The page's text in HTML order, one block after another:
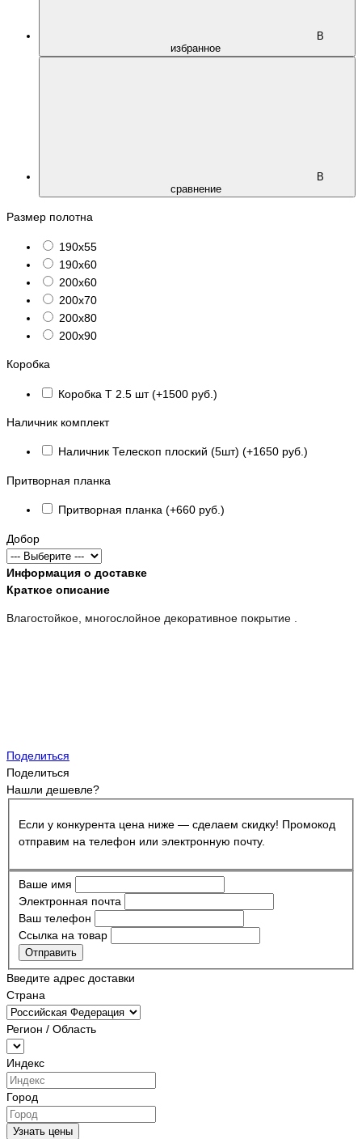
В
избранное
В
сравнение
Размер полотна
190х55
190х60
200х60
200х70
200х80
200х90
Коробка
Коробка Т 2.5 шт (+1500 руб.)
Наличник комплект
Наличник Телескоп плоский (5шт) (+1650 руб.)
Притворная планка
Притворная планка (+660 руб.)
Добор
Информация о доставке
Краткое описание
Влагостойкое, многослойное декоративное покрытие .
Поделиться
Поделиться
Нашли дешевле?
Если у конкурента цена ниже — сделаем скидку! Промокод
отправим на телефон или электронную почту.
Ваше имя
Электронная почта
Ваш телефон
Ссылка на товар
Отправить
Введите адрес доставки
Страна
Регион / Область
Индекс
Город
Узнать цены